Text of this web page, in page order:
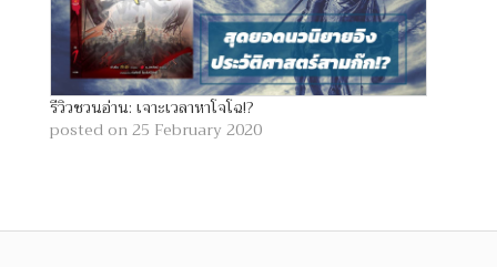
รีวิวชวนอ่าน: เจาะเวลาหาโจโฉ!?
posted on 25 February 2020